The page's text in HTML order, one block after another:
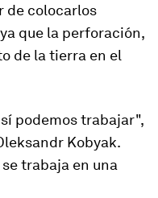
de colocarlos
que la perforación,
de la tierra en el
podemos trabajar",
Kobyak.
trabaja en una